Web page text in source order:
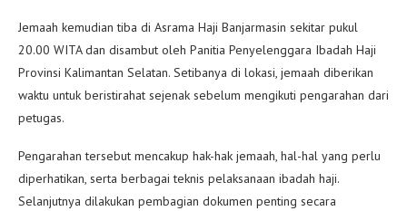
Jemaah kemudian tiba di Asrama Haji Banjarmasin sekitar pukul
20.00 WITA dan disambut oleh Panitia Penyelenggara Ibadah Haji
Provinsi Kalimantan Selatan. Setibanya di lokasi, jemaah diberikan
waktu untuk beristirahat sejenak sebelum mengikuti pengarahan dari
petugas.
Pengarahan tersebut mencakup hak-hak jemaah, hal-hal yang perlu
diperhatikan, serta berbagai teknis pelaksanaan ibadah haji.
Selanjutnya dilakukan pembagian dokumen penting secara